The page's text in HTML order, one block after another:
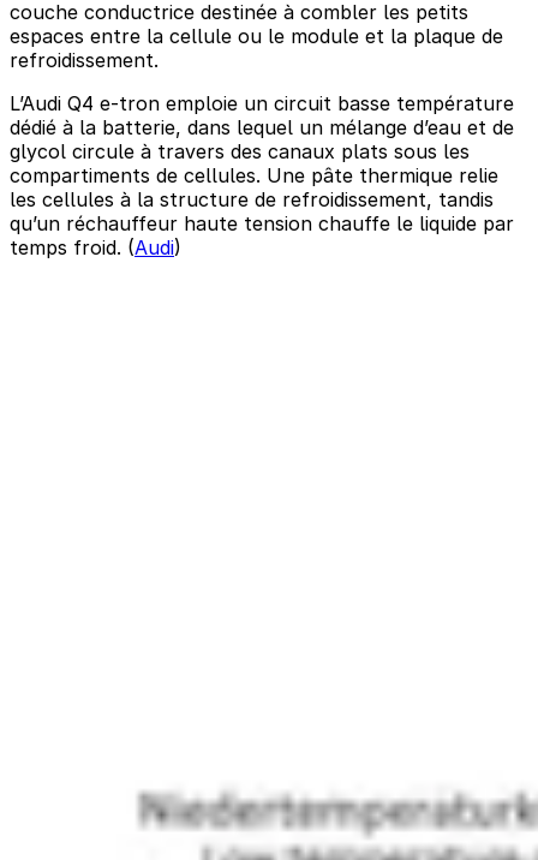
couche conductrice destinée à combler les petits
espaces entre la cellule ou le module et la plaque de
refroidissement.
L’Audi Q4 e-tron emploie un circuit basse température
dédié à la batterie, dans lequel un mélange d’eau et de
glycol circule à travers des canaux plats sous les
compartiments de cellules. Une pâte thermique relie
les cellules à la structure de refroidissement, tandis
qu’un réchauffeur haute tension chauffe le liquide par
temps froid. (Audi)